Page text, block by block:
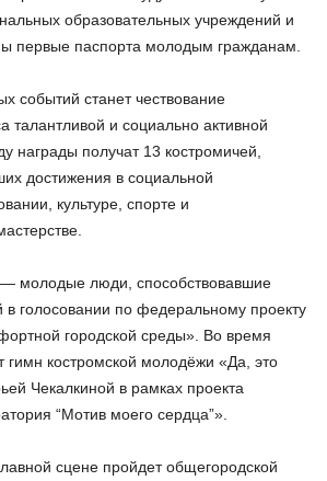
образовательных учреждений и
первые паспорта молодым гражданам.
событий станет чествование
талантливой и социально активной
награды получат 13 костромичей,
достижения в социальной
культуре, спорте и
молодые люди, способствовавшие
в голосовании по федеральному проекту
городской среды». Во время
гимн костромской молодёжи «Да, это
Чекалкиной в рамках проекта
“Мотив моего сердца”».
сцене пройдет общегородской